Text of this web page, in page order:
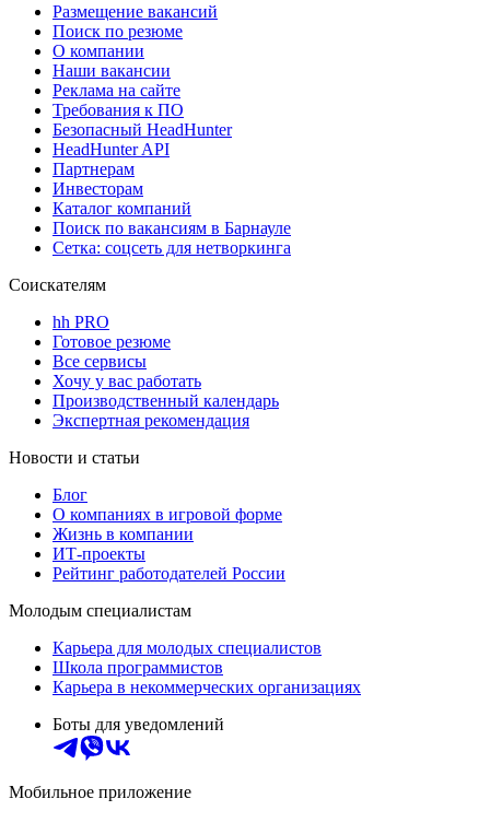
Размещение вакансий
Поиск по резюме
О компании
Наши вакансии
Реклама на сайте
Требования к ПО
Безопасный HeadHunter
HeadHunter API
Партнерам
Инвесторам
Каталог компаний
Поиск по вакансиям в Барнауле
Сетка: соцсеть для нетворкинга
Соискателям
hh PRO
Готовое резюме
Все сервисы
Хочу у вас работать
Производственный календарь
Экспертная рекомендация
Новости и статьи
Блог
О компаниях в игровой форме
Жизнь в компании
ИТ-проекты
Рейтинг работодателей России
Молодым специалистам
Карьера для молодых специалистов
Школа программистов
Карьера в некоммерческих организациях
Боты для уведомлений
Мобильное приложение